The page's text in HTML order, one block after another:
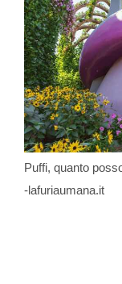
Puffi, quanto
-lafuriaumana.it